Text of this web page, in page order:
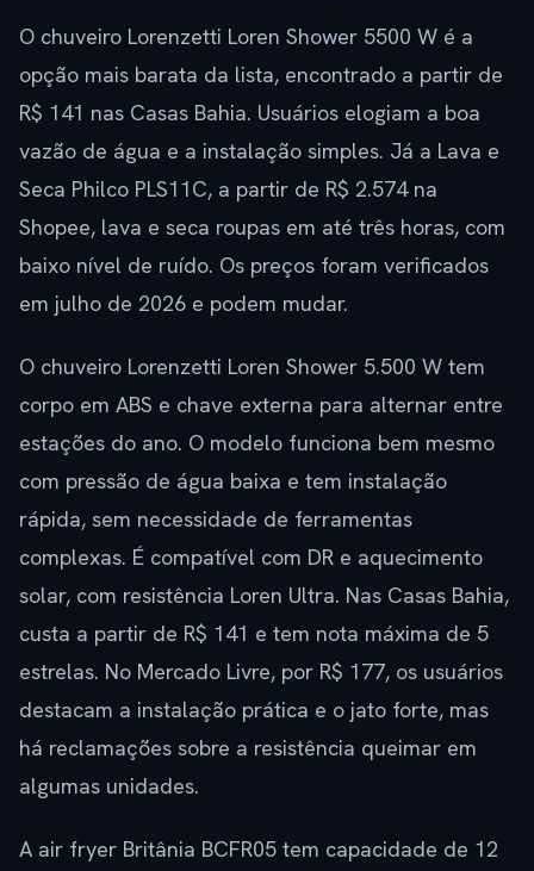
O chuveiro Lorenzetti Loren Shower 5500 W é a
opção mais barata da lista, encontrado a partir de
R$ 141 nas Casas Bahia. Usuários elogiam a boa
vazão de água e a instalação simples. Já a Lava e
Seca Philco PLS11C, a partir de R$ 2.574 na
Shopee, lava e seca roupas em até três horas, com
baixo nível de ruído. Os preços foram verificados
em julho de 2026 e podem mudar.
O chuveiro Lorenzetti Loren Shower 5.500 W tem
corpo em ABS e chave externa para alternar entre
estações do ano. O modelo funciona bem mesmo
com pressão de água baixa e tem instalação
rápida, sem necessidade de ferramentas
complexas. É compatível com DR e aquecimento
solar, com resistência Loren Ultra. Nas Casas Bahia,
custa a partir de R$ 141 e tem nota máxima de 5
estrelas. No Mercado Livre, por R$ 177, os usuários
destacam a instalação prática e o jato forte, mas
há reclamações sobre a resistência queimar em
algumas unidades.
A air fryer Britânia BCFR05 tem capacidade de 12